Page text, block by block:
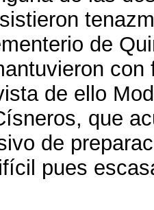
de
de ello
que
de
pues